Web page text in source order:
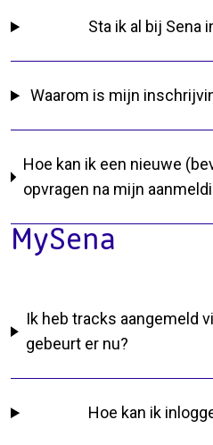
Sta ik al bij Sena
Waarom is mijn
Hoe kan ik een nieuwe
opvragen na mijn
MySena
Ik heb tracks aangemeld
gebeurt er nu?
Hoe kan ik